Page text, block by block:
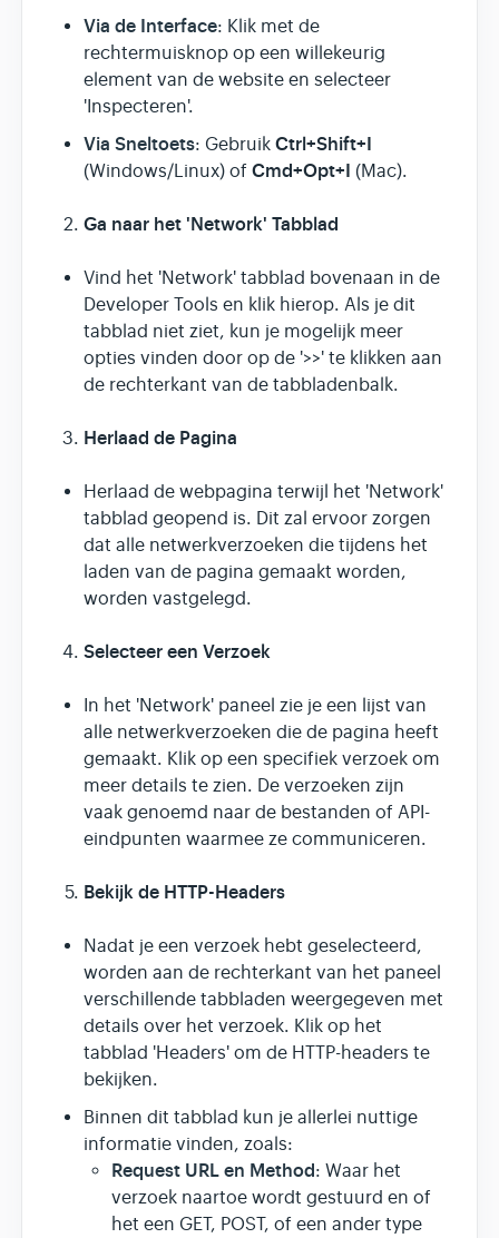
Via de Interface: Klik met de
rechtermuisknop op een willekeurig
element van de website en selecteer
'Inspecteren'.
Via Sneltoets: Gebruik Ctrl+Shift+I
(Windows/Linux) of Cmd+Opt+I (Mac).
Ga naar het 'Network' Tabblad
Vind het 'Network' tabblad bovenaan in de
Developer Tools en klik hierop. Als je dit
tabblad niet ziet, kun je mogelijk meer
opties vinden door op de '>>' te klikken aan
de rechterkant van de tabbladenbalk.
Herlaad de Pagina
Herlaad de webpagina terwijl het 'Network'
tabblad geopend is. Dit zal ervoor zorgen
dat alle netwerkverzoeken die tijdens het
laden van de pagina gemaakt worden,
worden vastgelegd.
Selecteer een Verzoek
In het 'Network' paneel zie je een lijst van
alle netwerkverzoeken die de pagina heeft
gemaakt. Klik op een specifiek verzoek om
meer details te zien. De verzoeken zijn
vaak genoemd naar de bestanden of API-
eindpunten waarmee ze communiceren.
Bekijk de HTTP-Headers
Nadat je een verzoek hebt geselecteerd,
worden aan de rechterkant van het paneel
verschillende tabbladen weergegeven met
details over het verzoek. Klik op het
tabblad 'Headers' om de HTTP-headers te
bekijken.
Binnen dit tabblad kun je allerlei nuttige
informatie vinden, zoals:
Request URL en Method: Waar het
verzoek naartoe wordt gestuurd en of
het een GET, POST, of een ander type